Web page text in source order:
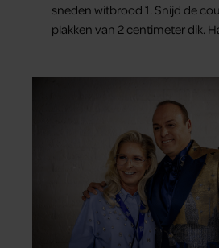
sneden witbrood 1. Snijd de
plakken van 2 centimeter dik.